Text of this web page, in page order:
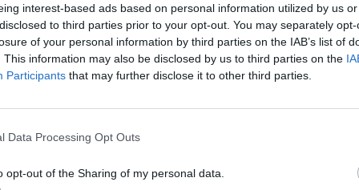
interest-based ads based on personal information utilized by us
to third parties prior to your opt-out. You may separately
of your personal information by third parties on the IAB’s list of
This information may also be disclosed by us to third parties on the
Participants that may further disclose it to other third parties.
Data Processing Opt Outs
opt-out of the Sharing of my personal data.
в Аржентина отправиха
уверения, че пшеницата, която
Очаква се решението на
лабораторни проби и тестове
Част от най-големите клиенти на пшеница
ако бъде открито наличие на ГМО.
че все още не се знае достатъчно дали
са безопасни за хората